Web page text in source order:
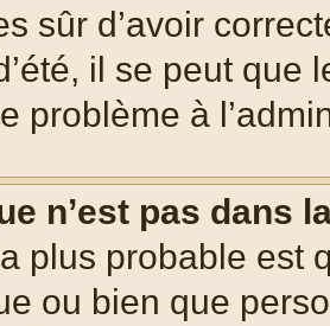
sûr d’avoir
il se peut que
problème à
n’est pas dans
plus probable est
ou bien que